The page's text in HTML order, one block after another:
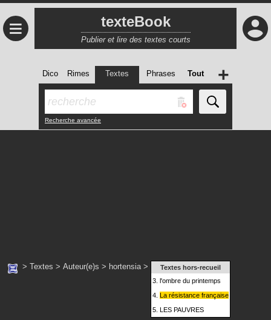
≡ texteBook
Publier et lire des textes courts
Dico Rimes Textes Phrases Tout
Recherche avancée
+
> Textes > Auteur(e)s > hortensia >
Textes hors-recueil
3. l'ombre du printemps
4. La résistance française
5. LES PAUVRES